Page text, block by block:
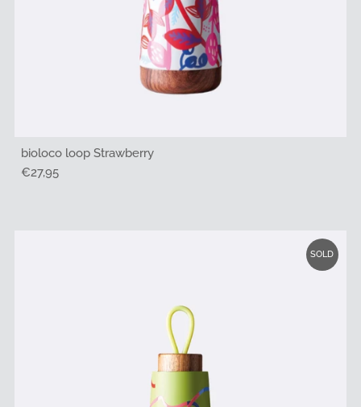
bioloco loop Strawberry
Regulärer
€27,95
SOLD